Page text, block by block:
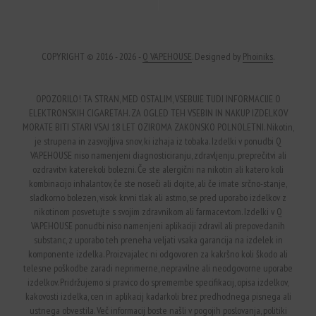
COPYRIGHT © 2016 - 2026 - Q VAPEHOUSE. Designed by Phoiniks.
OPOZORILO! TA STRAN, MED OSTALIM, VSEBUJE TUDI INFORMACIJE O
ELEKTRONSKIH CIGARETAH. ZA OGLED TEH VSEBIN IN NAKUP IZDELKOV
MORATE BITI STARI VSAJ 18 LET OZIROMA ZAKONSKO POLNOLETNI. Nikotin,
je strupena in zasvojljiva snov, ki izhaja iz tobaka. Izdelki v ponudbi Q
VAPEHOUSE niso namenjeni diagnosticiranju, zdravljenju, preprečitvi ali
ozdravitvi katerekoli bolezni. Če ste alergični na nikotin ali katero koli
kombinacijo inhalantov, če ste noseči ali dojite, ali če imate srčno-stanje,
sladkorno bolezen, visok krvni tlak ali astmo, se pred uporabo izdelkov z
nikotinom posvetujte s svojim zdravnikom ali farmacevtom. Izdelki v Q
VAPEHOUSE ponudbi niso namenjeni aplikaciji zdravil ali prepovedanih
substanc, z uporabo teh preneha veljati vsaka garancija na izdelek in
komponente izdelka. Proizvajalec ni odgovoren za kakršno koli škodo ali
telesne poškodbe zaradi neprimerne, nepravilne ali neodgovorne uporabe
izdelkov. Pridržujemo si pravico do spremembe specifikacij, opisa izdelkov,
kakovosti izdelka, cen in aplikacij kadarkoli brez predhodnega pisnega ali
ustnega obvestila. Več informacij boste našli v pogojih poslovanja, politiki